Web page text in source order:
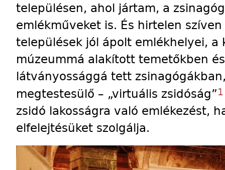
településen, ahol jártam, a
emlékműveket is. És hirtelen
települések jól ápolt emlékhelyei, a
múzeummá alakított temetőkben
látványossággá tett
megtestesülő – „virtuális zsidóság”1
zsidó lakosságra való emlékezést,
elfelejtésüket szolgálja.